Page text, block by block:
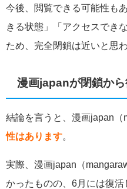
今後、閲覧できる可能性も
きる状態」「アクセスでき
ため、完全閉鎖は近いと思わ
漫画japanが閉鎖から
結論を言うと、漫画japan（
性はあります
実際、漫画japan（
かったものの、6月には復活